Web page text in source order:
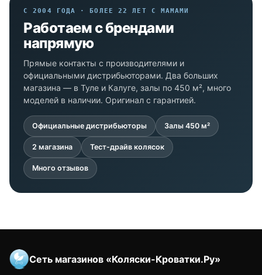
С 2004 ГОДА · БОЛЕЕ 22 ЛЕТ С МАМАМИ
Работаем с брендами
напрямую
Прямые контакты с производителями и
официальными дистрибьюторами. Два больших
магазина — в Туле и Калуге, залы по 450 м², много
моделей в наличии. Оригинал с гарантией.
Официальные дистрибьюторы Залы 450 м²
2 магазина Тест-драйв колясок
Много отзывов
Сеть магазинов «Коляски-Кроватки.Ру»